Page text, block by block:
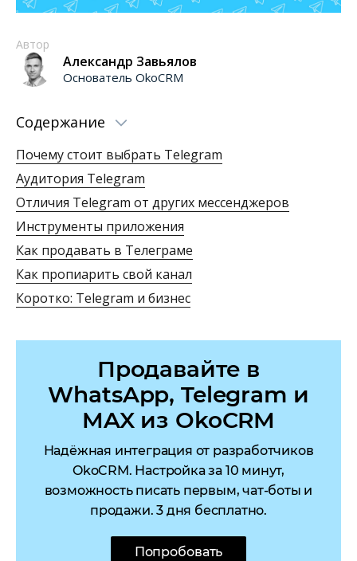
Автор
Александр Завьялов
Основатель OkoCRM
Содержание
Почему стоит выбрать Telegram
Аудитория Telegram
Отличия Telegram от других мессенджеров
Инструменты приложения
Как продавать в Телеграме
Как пропиарить свой канал
Коротко: Telegram и бизнес
Продавайте в
WhatsApp, Telegram и
MAX из OkoCRM
Надёжная интеграция от разработчиков
OkoCRM. Настройка за 10 минут,
возможность писать первым, чат-боты и
продажи. 3 дня бесплатно.
Попробовать